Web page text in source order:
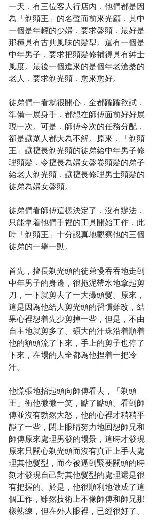
一天，有三位客人行店內，他們都是因
為「剃頭王」的名聲而前來光顧，其中
一個是年輕的少婦，要求盤頭，最好是
那種具有古典風味的髮型。還有一個是
中年男子，要求把頭髮修補得具有紳士
風度。最後一個進來的是個年老滄桑的
老人，要求剃光頭，愈來愈好。
徒弟們一看就很開心，全都躍躍欲試，
準備一展身手，都想在師傅面前好好展
現一次。可是，師傅今次的任務分配，
卻是讓眾人都大為不解。原來，「剃頭
王」讓擅長剃光頭的徒弟給中年男子修
理頭髮，令擅長為婦女盤卷頭髮的弟子
給老人剃光頭，讓擅長修理男士頭髮的
徒弟為婦女盤頭。
徒弟們看師傅這樣決定了，沒有辦法，
只能拿着他們手裡的工具開始工作，此
時「剃頭王」十分認真地觀察他的三個
徒弟的一舉一動。
首先，擅長剃光頭的徒弟慢吞吞地走到
中年男子的身邊，很拖泥帶水地拿起剪
刀，一下就剪去了一大撮頭髮。原來，
這是因為他給人剪光頭的習慣難改，結
果心裡想着先少剪掉一些，但是，不由
自主地就剪多了。碩大的汗珠沿着順着
他的額頭流了下來，手上的剪子也停了
下來，在場的人全都為他捏着一把冷
汗。
他慌張地抬起頭向師傅看去，「剃頭
王」衝他微微一笑，點了點頭。看到師
傅並沒有勃然大怒，他的心裡才稍稍平
靜了一些，閉上眼睛努力地回想師兄和
師傅原來處理男發的場景，這時才發現
原來只關心剃光頭而沒有真正上手去處
理其他髮型，而今被逼到緊要關頭的時
刻才發現自己對其他髮型的處理還是很
有把握的。於是，他很順利地做成了這
個工作，雖然技術上不像師傅和師兄那
樣熟練，但在外人眼裡，已經很好了。